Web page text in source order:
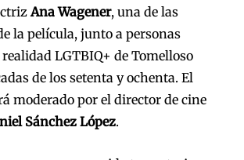
Ana Wagener, una de las
la película, junto a personas
LGTBIQ+ de Tomelloso
de los setenta y ochenta. El
moderado por el director de cine
Sánchez López.